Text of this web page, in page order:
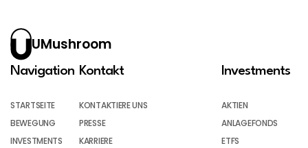
UMushroom
Navigation
STARTSEITE
BEWEGUNG
INVESTMENTS
Kontakt
KONTAKTIERE UNS
PRESSE
KARRIERE
Investments
AKTIEN
ANLAGEFONDS
ETFS